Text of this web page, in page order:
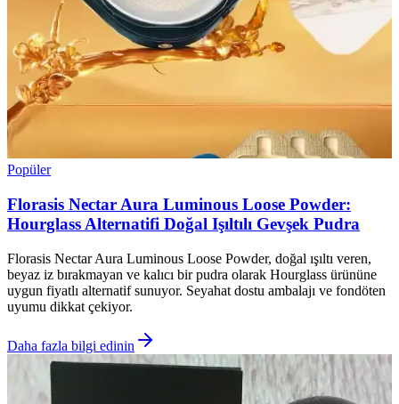
Popüler
Florasis Nectar Aura Luminous Loose Powder:
Hourglass Alternatifi Doğal Işıltılı Gevşek Pudra
Florasis Nectar Aura Luminous Loose Powder, doğal ışıltı veren,
beyaz iz bırakmayan ve kalıcı bir pudra olarak Hourglass ürününe
uygun fiyatlı alternatif sunuyor. Seyahat dostu ambalajı ve fondöten
uyumu dikkat çekiyor.
Daha fazla bilgi edinin